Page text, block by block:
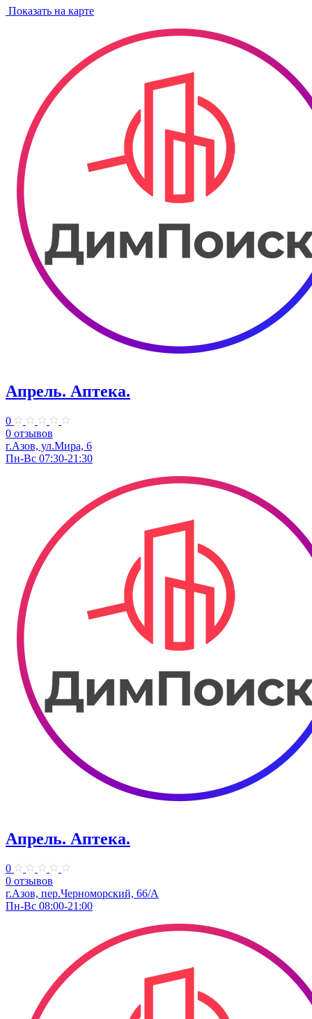
Показать на карте
Апрель. Аптека.
0
0 отзывов
г.Азов, ул.​Мира, 6
Пн-Вс 07:30-21:30
Апрель. ​Аптека.
0
0 отзывов
г.Азов, пер.Черноморский, 66/А
Пн-Вс 08:00-21:00